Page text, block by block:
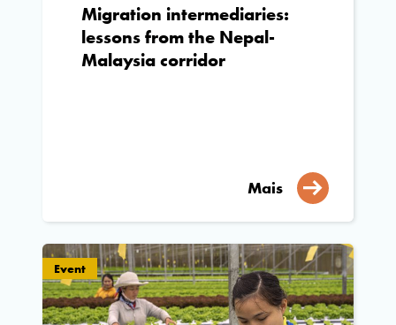
Migration intermediaries:
lessons from the Nepal-
Malaysia corridor
Mais
Event